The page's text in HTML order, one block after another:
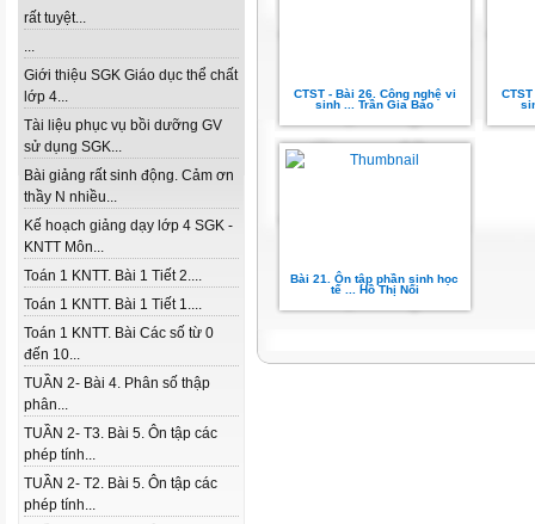
rất tuyệt...
...
Giới thiệu SGK Giáo dục thể chất
lớp 4...
Tài liệu phục vụ bồi dưỡng GV
sử dụng SGK...
Bài giảng rất sinh động. Cảm ơn
thầy N nhiều...
Kế hoạch giảng dạy lớp 4 SGK -
KNTT Môn...
Toán 1 KNTT. Bài 1 Tiết 2....
Toán 1 KNTT. Bài 1 Tiết 1....
Toán 1 KNTT. Bài Các số từ 0
đến 10...
TUẦN 2- Bài 4. Phân số thập
phân...
TUẦN 2- T3. Bài 5. Ôn tập các
phép tính...
TUẦN 2- T2. Bài 5. Ôn tập các
phép tính...
CTST - Bài 26. Công nghệ vi
sinh ... Trần Gia Bảo
Bài 21. Ôn tập phần sinh học
tế ... Hồ Thị Nối